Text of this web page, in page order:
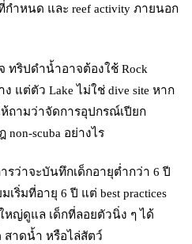
กำหนด และ reef activity ภายนอก
ทริปดำน้ำอาจต้องใช้ Rock
แต่ตัว Lake ไม่ใช่ dive site หาก
ห้ถามว่าจัดการอุปกรณ์เปียก
non-scuba อย่างไร
รว่าจะบันทึกเด็กอายุต่ำกว่า 6 ปี
เริ่มที่อายุ 6 ปี แต่ best practices
หญ่ดูแล เด็กที่ลอยตัวนิ่ง ๆ ได้
สาดน้ำ หรือไล่สัตว์